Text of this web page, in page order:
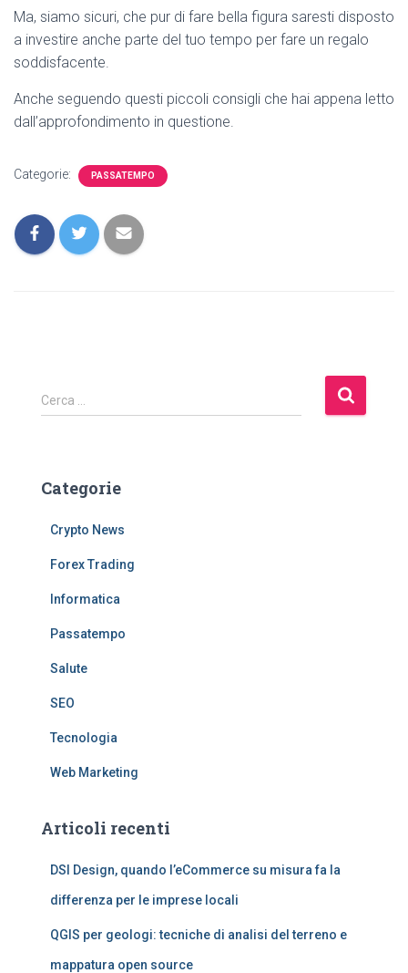
Ma, siamo sicuri, che pur di fare bella figura saresti disposto
a investire anche parte del tuo tempo per fare un regalo
soddisfacente.
Anche seguendo questi piccoli consigli che hai appena letto
dall’approfondimento in questione.
Categorie: PASSATEMPO
R
i
c
Cerca …
Categorie
Crypto News
Forex Trading
Informatica
Passatempo
Salute
SEO
Tecnologia
Web Marketing
Articoli recenti
DSI Design, quando l’eCommerce su misura fa la
differenza per le imprese locali
QGIS per geologi: tecniche di analisi del terreno e
mappatura open source